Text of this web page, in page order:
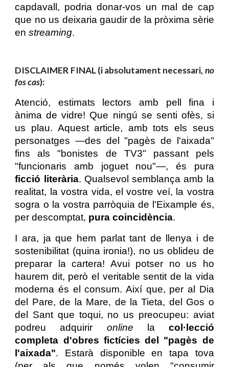
capdavall, podria donar-vos un mal de cap
que no us deixaria gaudir de la pròxima sèrie
enstreaming.
DISCLAIMER FINAL (i absolutament necessari, no
fos cas):
Atenció, estimats lectors amb pell fina i
ànima de vidre! Que ningú se senti ofès, si
us plau. Aquest article, amb tots els seus
personatges —des del "pagès de l'aixada"
fins als "bonistes de TV3" passant pels
"funcionaris amb joguet nou"—, és pura
ficció literària. Qualsevol semblança amb la
realitat, la vostra vida, el vostre veí, la vostra
sogra o la vostra parròquia de l'Eixample és,
per descomptat, pura coincidència.
I ara, ja que hem parlat tant de llenya i de
sostenibilitat (quina ironia!), no us oblideu de
preparar la cartera! Avui potser no us ho
haurem dit, però el veritable sentit de la vida
moderna és el consum. Així que, per al Dia
del Pare, de la Mare, de la Tieta, del Gos o
del Sant que toqui, no us preocupeu: aviat
podreu adquirir online la col·lecció
completa d'obres fictícies del "pagès de
l'aixada". Estarà disponible en tapa tova